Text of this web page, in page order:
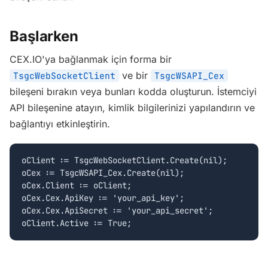
Başlarken
CEX.IO'ya bağlanmak için forma bir
TsgcWebSocketClient ve bir TsgcWSAPI_Cex
bileşeni bırakın veya bunları kodda oluşturun. İstemciyi
API bileşenine atayın, kimlik bilgilerinizi yapılandırın ve
bağlantıyı etkinleştirin.
oClient := TsgcWebSocketClient.Create(nil);
oCex := TsgcWSAPI_Cex.Create(nil);
oCex.Client := oClient;
oCex.Cex.ApiKey := 'your_api_key';
oCex.Cex.ApiSecret := 'your_api_secret';
oClient.Active := True;